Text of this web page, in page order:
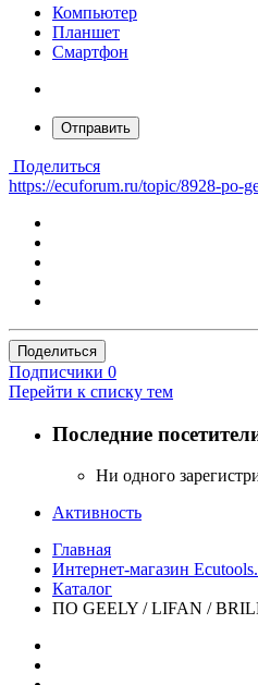
Компьютер
Планшет
Смартфон
Отправить
Поделиться
https://ecuforum.ru/topic/8928-po-
Поделиться
Подписчики 0
Перейти к списку тем
Последние
Ни одного
Активность
Главная
Интернет-магазин
Каталог
ПО GEELY / LIFAN /